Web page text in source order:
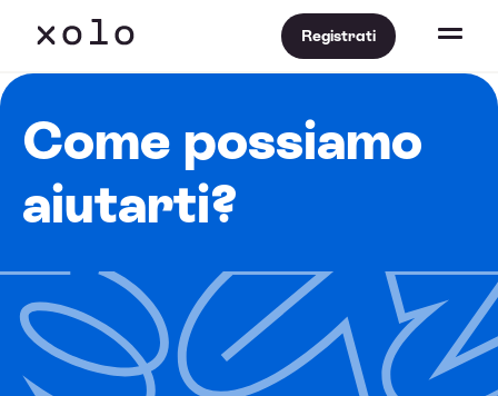
Registrati
Come possiamo
aiutarti?